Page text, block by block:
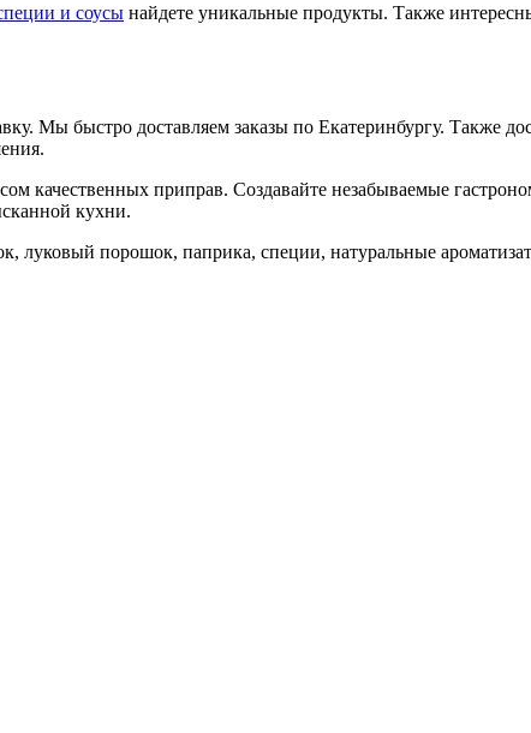
и соусы найдете уникальные продукты. Также
Мы быстро доставляем заказы по Екатеринбургу. Также
качественных приправ. Создавайте незабываемые
кухни.
луковый порошок, паприка, специи, натуральные